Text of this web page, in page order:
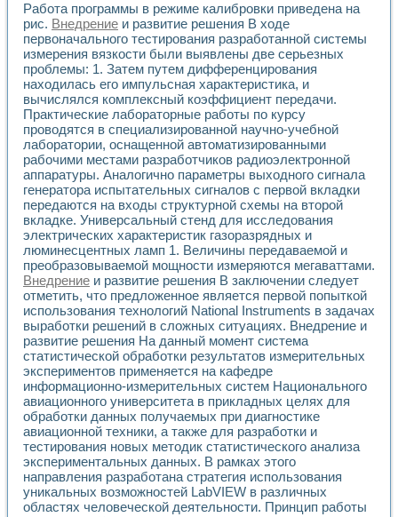
Виртуальные практикумы по электротехнике в среде
Из опыта внедрения в рамках национального проекта
Исследование эффективности решателей
Опыт разработки LabVIEW лабораторных практикумов
Проблемы повышения качества образования и
Развитие LabVIEW лабораторного практикума по
Разработка виртуальной лаборатории по электротехнике
Усовершенствованные алгоритмы частотного анализа
Об опыте работы учебного центра «Технологии
Технологии NI в магистерской программе «Прикладная
Система диагностики двигателей постоянного тока
Автоматизированный стенд формирования
Лабораторный практикум по курсу ИИС на базе
Партнеры
Академические и отраслевые институты
Учебные заведения
Бизнес
Контакты
Работа программы в режиме калибровки приведена на
рис. Внедрение и развитие решения В ходе
первоначального тестирования разработанной системы
измерения вязкости были выявлены две серьезных
проблемы: 1. Затем путем дифференцирования
находилась его импульсная характеристика, и
вычислялся комплексный коэффициент передачи.
Практические лабораторные работы по курсу
проводятся в специализированной научно-учебной
лаборатории, оснащенной автоматизированными
рабочими местами разработчиков радиоэлектронной
аппаратуры. Аналогично параметры выходного сигнала
генератора испытательных сигналов с первой вкладки
передаются на входы структурной схемы на второй
вкладке. Универсальный стенд для исследования
электрических характеристик газоразрядных и
люминесцентных ламп 1. Величины передаваемой и
преобразовываемой мощности измеряются мегаваттами.
Внедрение и развитие решения В заключении следует
отметить, что предложенное является первой попыткой
использования технологий National Instruments в задачах
выработки решений в сложных ситуациях. Внедрение и
развитие решения На данный момент система
статистической обработки результатов измерительных
экспериментов применяется на кафедре
информационно-измерительных систем Национального
авиационного университета в прикладных целях для
обработки данных получаемых при диагностике
авиационной техники, а также для разработки и
тестирования новых методик статистического анализа
экспериментальных данных. В рамках этого
направления разработана стратегия использования
уникальных возможностей LabVIEW в различных
областях человеческой деятельности. Принцип работы